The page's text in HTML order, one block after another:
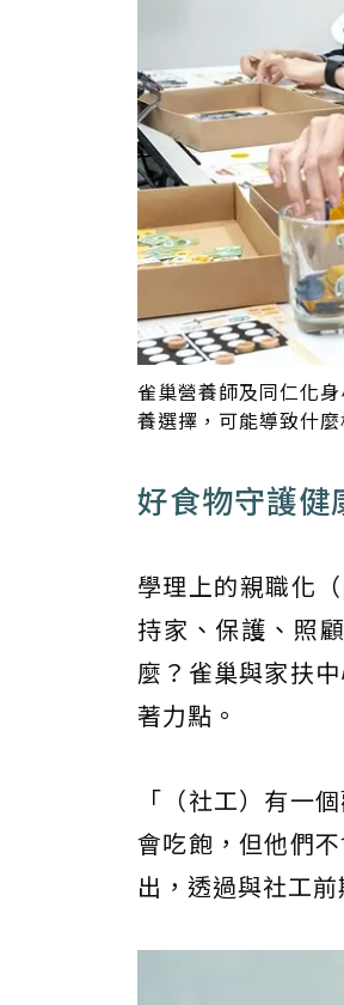
雀巢營養師及同仁化
養選擇，可能導致什
好食物守護健
學理上的親職化
持家、保護、照
麼？雀巢與家扶
著力點。
「（社工）有一
會吃飽，但他們
出，透過與社工